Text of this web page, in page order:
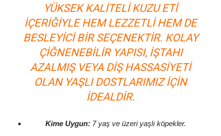
YÜKSEK KALITELI KUZU ETI
IÇERIĞIYLE HEM LEZZETLI HEM DE
BESLEYICI BIR SEÇENEKTIR. KOLAY
ÇIĞNENEBILIR YAPISI, IŞTAHI
AZALMIŞ VEYA DIŞ HASSASIYETI
OLAN YAŞLI DOSTLARIMIZ IÇIN
IDEALDIR.
Kime Uygun: 7 yaş ve üzeri yaşlı köpekler.